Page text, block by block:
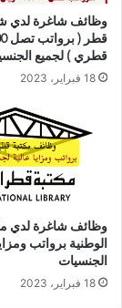
وظائف شاغرة لدي
قطري ) لجميع
18 فبراير، 2023
وظائف شاغرة لدي
الوطنية برواتب
الجنسيات
18 فبراير، 2023